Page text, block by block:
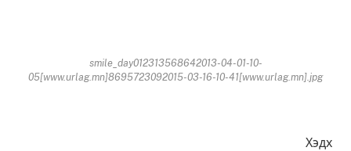
smile_day012313568642013-04-01-10-
05[www.urlag.mn]8695723092015-03-16-10-41[www.urlag.mn].jpg
Хэдх